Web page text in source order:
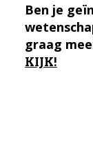
Ben je
graag
KIJK!